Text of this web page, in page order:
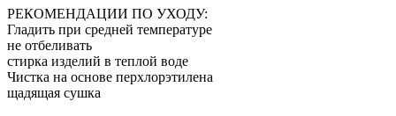
РЕКОМЕНДАЦИИ ПО УХОДУ:
Гладить при средней температуре
не отбеливать
стирка изделий в теплой воде
Чистка на основе перхлорэтилена
щадящая сушка